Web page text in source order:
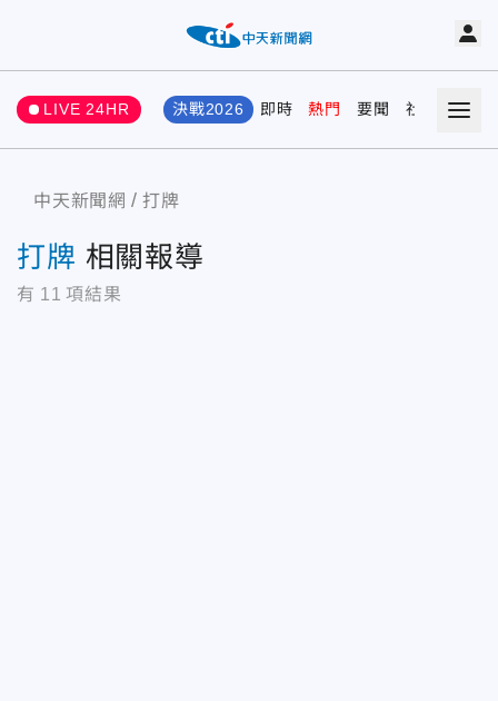
LIVE 24HR 決戰2026 即時 熱門 要聞 社會 娛樂
中天新聞網 打牌
打牌 相關報導
有 11 項結果